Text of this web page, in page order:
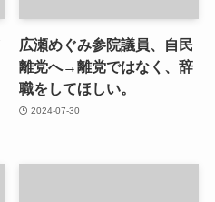
広瀬めぐみ参院議員、自民
離党へ→離党ではなく、辞
職をしてほしい。
2024-07-30